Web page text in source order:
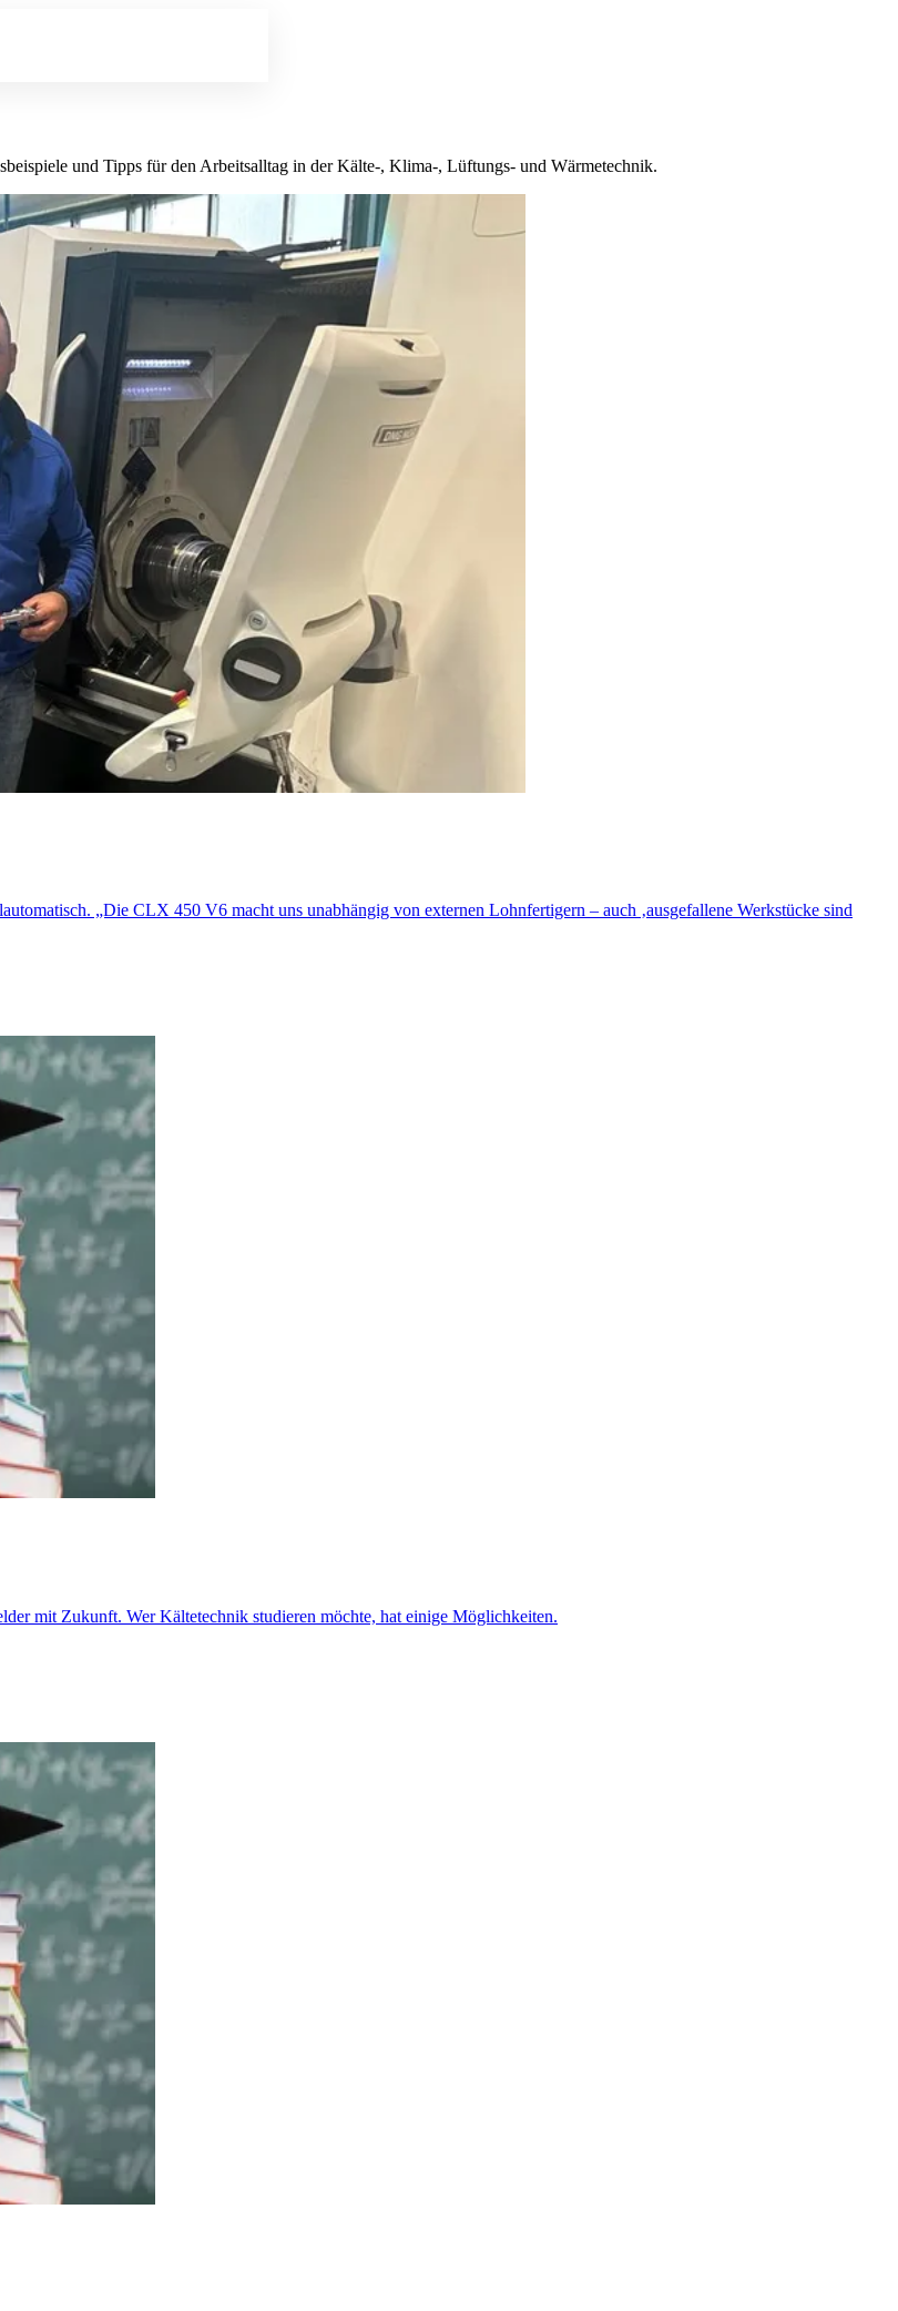
und Tipps für den Arbeitsalltag in der Kälte-, Klima-, Lüftungs- und Wärmetechnik.
„Die CLX 450 V6 macht uns unabhängig von externen Lohnfertigern – auch ‚ausgefallene Werkstücke sind
mit Zukunft. Wer Kältetechnik studieren möchte, hat einige Möglichkeiten.